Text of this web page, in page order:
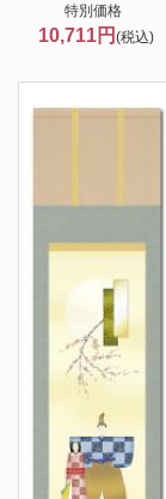
特別価格
10,711円(税込)